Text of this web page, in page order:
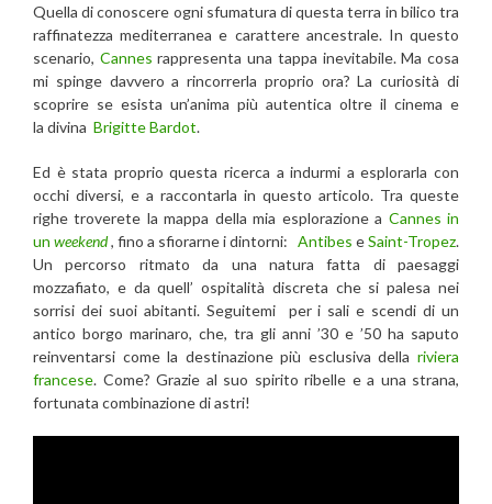
Quella di conoscere ogni sfumatura di questa terra in bilico tra
raffinatezza mediterranea e carattere ancestrale. In questo
scenario, Cannes rappresenta una tappa inevitabile. Ma cosa
mi spinge davvero a rincorrerla proprio ora? La curiosità di
scoprire se esista un’anima più autentica oltre il cinema e
la divina Brigitte Bardot.
Ed è stata proprio questa ricerca a indurmi a esplorarla con
occhi diversi, e a raccontarla in questo articolo. Tra queste
righe troverete la mappa della mia esplorazione a Cannes in
un weekend, fino a sfiorarne i dintorni: Antibes eSaint-Tropez.
Un percorso ritmato da una natura fatta di paesaggi
mozzafiato, e da quell’ ospitalità discreta che si palesa nei
sorrisi dei suoi abitanti. Seguitemi per i sali e scendi di un
antico borgo marinaro, che, tra gli anni ’30 e ’50 ha saputo
reinventarsi come la destinazione più esclusiva della riviera
francese. Come? Grazie al suo spirito ribelle e a una strana,
fortunata combinazione di astri!